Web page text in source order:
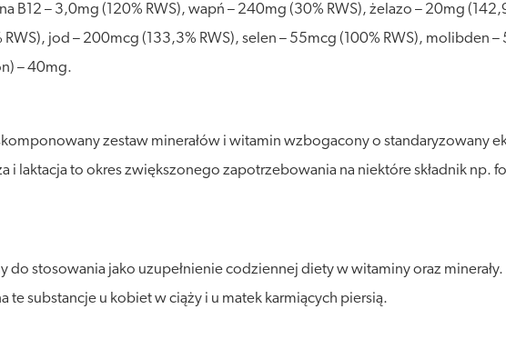
B12 – 3,0mg (120% RWS), wapń – 240mg (30% RWS), żelazo – 20mg
jod – 200mcg (133,3% RWS), selen – 55mcg (100% RWS), molibden
– 40mg.
zestaw minerałów i witamin wzbogacony o standaryzowany
i laktacja to okres zwiększonego zapotrzebowania na niektóre składnik np.
do stosowania jako uzupełnienie codziennej diety w witaminy oraz
substancje u kobiet w ciąży i u matek karmiących piersią.